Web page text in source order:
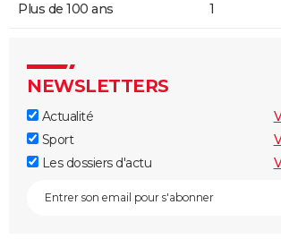
Plus de 100 ans 1
NEWSLETTERS
Actualité
Sport
Les dossiers d'actu